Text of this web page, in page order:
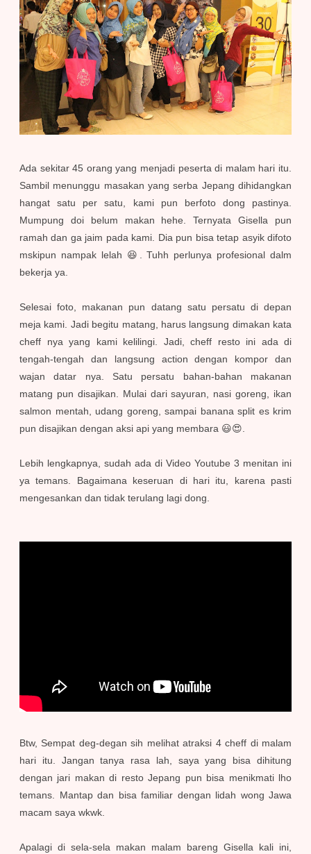
Ada sekitar 45 orang yang menjadi peserta di malam hari itu.
Sambil menunggu masakan yang serba Jepang dihidangkan
hangat satu per satu, kami pun berfoto dong pastinya.
Mumpung doi belum makan hehe. Ternyata Gisella pun
ramah dan ga jaim pada kami. Dia pun bisa tetap asyik difoto
mskipun nampak lelah 😆. Tuhh perlunya profesional dalm
bekerja ya.
Selesai foto, makanan pun datang satu persatu di depan
meja kami. Jadi begitu matang, harus langsung dimakan kata
cheff nya yang kami kelilingi. Jadi, cheff resto ini ada di
tengah-tengah dan langsung action dengan kompor dan
wajan datar nya. Satu persatu bahan-bahan makanan
matang pun disajikan. Mulai dari sayuran, nasi goreng, ikan
salmon mentah, udang goreng, sampai banana split es krim
pun disajikan dengan aksi api yang membara 😃😍.
Lebih lengkapnya, sudah ada di Video Youtube 3 menitan ini
ya temans. Bagaimana keseruan di hari itu, karena pasti
mengesankan dan tidak terulang lagi dong.
Btw, Sempat deg-degan sih melihat atraksi 4 cheff di malam
hari itu. Jangan tanya rasa lah, saya yang bisa dihitung
dengan jari makan di resto Jepang pun bisa menikmati lho
temans. Mantap dan bisa familiar dengan lidah wong Jawa
macam saya wkwk.
Apalagi di sela-sela makan malam bareng Gisella kali ini,